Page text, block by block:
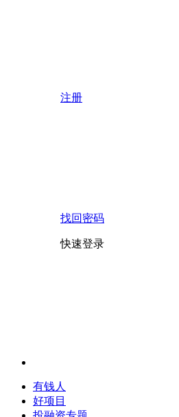
注册
找回密码
快速登录
有钱人
好项目